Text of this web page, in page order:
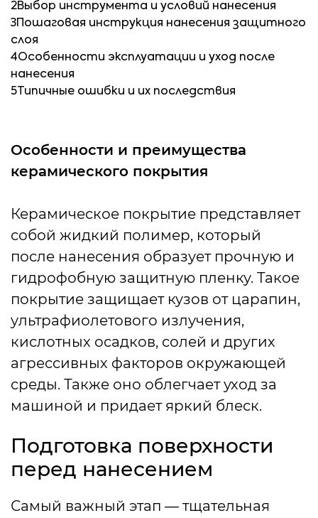
2Выбор инструмента и условий нанесения
3 Пошаговая инструкция нанесения защитного
слоя
4Особенности эксплуатации и уход после
нанесения
5 Типичные ошибки и их последствия
Особенности и преимущества
керамического покрытия
Керамическое покрытие представляет
собой жидкий полимер, который
после нанесения образует прочную и
гидрофобную защитную пленку. Такое
покрытие защищает кузов от царапин,
ультрафиолетового излучения,
кислотных осадков, солей и других
агрессивных факторов окружающей
среды. Также оно облегчает уход за
машиной и придает яркий блеск.
Подготовка поверхности
перед нанесением
Самый важный этап — тщательная